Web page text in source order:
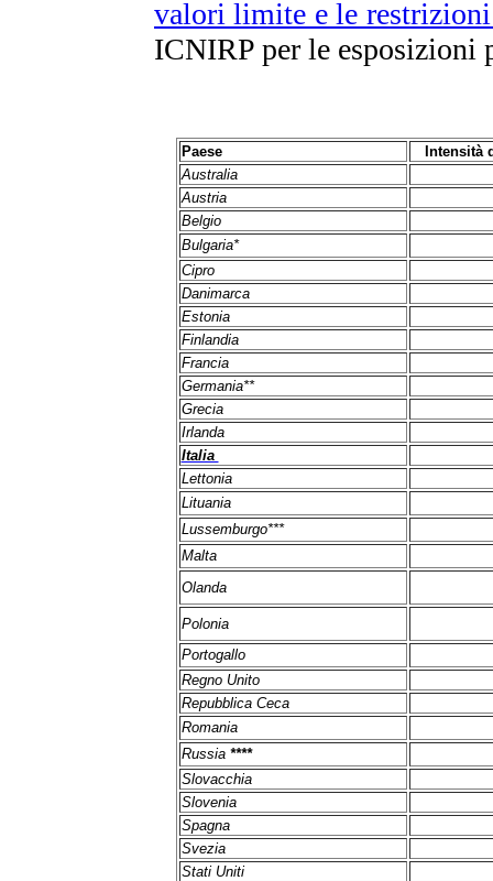
valori limite e le
ICNIRP per le esposizioni
Paese
Intensità
Australia
Austria
Belgio
Bulgaria*
Cipro
Danimarca
Estonia
Finlandia
Francia
Germania**
Grecia
Irlanda
Italia
Lettonia
Lituania
Lussemburgo***
Malta
Olanda
Polonia
Portogallo
Regno Unito
Repubblica Ceca
Romania
Russia ****
Slovacchia
Slovenia
Spagna
Svezia
Stati Uniti